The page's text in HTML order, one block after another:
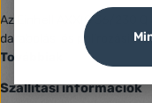
Az Einhell AXXIO 36/230
darabolási és polírozási
Továbbiak
Szállítási információk